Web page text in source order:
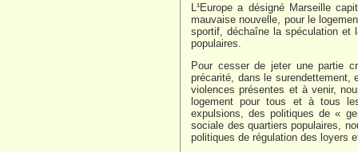
L¹Europe a désigné Marseille
mauvaise nouvelle, pour le
sportif, déchaîne la spéculation et
populaires.
Pour cesser de jeter une partie
précarité, dans le surendettement,
violences présentes et à venir,
logement pour tous et à tous
expulsions, des politiques de «
sociale des quartiers populaires,
politiques de régulation des loyers